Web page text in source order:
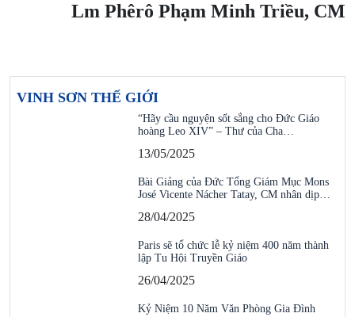
Lm Phêrô Phạm Minh Triều, CM
VINH SƠN THẾ GIỚI
“Hãy cầu nguyện sốt sắng cho Đức Giáo
hoàng Leo XIV” – Thư của Cha…
13/05/2025
Bài Giảng của Đức Tổng Giám Mục Mons
José Vicente Nácher Tatay, CM nhân dịp…
28/04/2025
Paris sẽ tổ chức lễ kỷ niệm 400 năm thành
lập Tu Hội Truyền Giáo
26/04/2025
Kỷ Niệm 10 Năm Văn Phòng Gia Đình